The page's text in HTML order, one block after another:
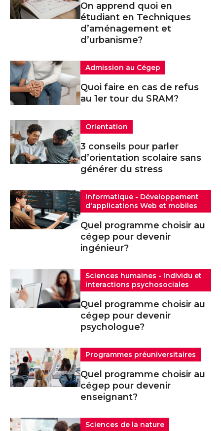
On apprend quoi en
étudiant en Techniques
d’aménagement et
d’urbanisme?
Admission au Cégep
Quoi faire en cas de refus
au 1er tour du SRAM?
Orientation
3 conseils pour parler
d’orientation scolaire sans
générer du stress
Informatique - Développement
d'applications Web et mobiles
Quel programme choisir au
cégep pour devenir
ingénieur?
Sciences humaines - Individu et
interactions psychosociales
Quel programme choisir au
cégep pour devenir
psychologue?
Programmes préuniversitaires
Quel programme choisir au
cégep pour devenir
enseignant?
Sciences de la nature